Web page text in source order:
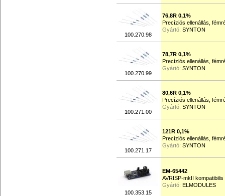
100.270.98
76,8R 0,1%
Precíziós ellenállás,
Gyártó: SYNTON
100.270.99
78,7R 0,1%
Precíziós ellenállás,
Gyártó: SYNTON
100.271.00
80,6R 0,1%
Precíziós ellenállás,
Gyártó: SYNTON
100.271.17
121R 0,1%
Precíziós ellenállás,
Gyártó: SYNTON
100.353.15
EM-65442
AVRISP-mkII
Gyártó: ELMODULES